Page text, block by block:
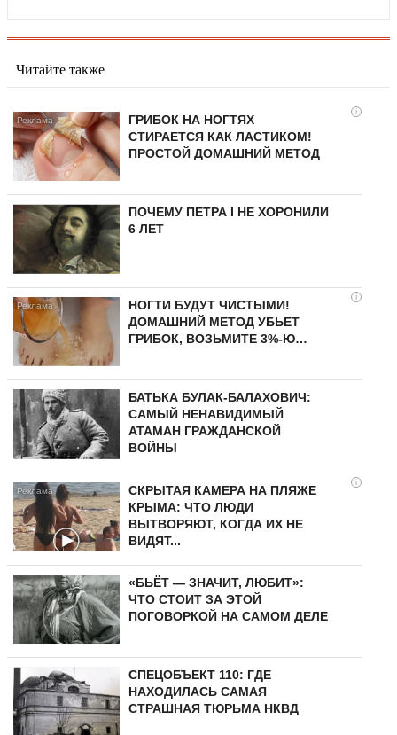
Читайте также
i
ГРИБОК НА НОГТЯХ
СТИРАЕТСЯ КАК ЛАСТИКОМ!
ПРОСТОЙ ДОМАШНИЙ МЕТОД
ПОЧЕМУ ПЕТРА I НЕ ХОРОНИЛИ
6 ЛЕТ
i
НОГТИ БУДУТ ЧИСТЫМИ!
ДОМАШНИЙ МЕТОД УБЬЕТ
ГРИБОК, ВОЗЬМИТЕ 3%-Ю…
БАТЬКА БУЛАК-БАЛАХОВИЧ:
САМЫЙ НЕНАВИДИМЫЙ
АТАМАН ГРАЖДАНСКОЙ
ВОЙНЫ
i
СКРЫТАЯ КАМЕРА НА ПЛЯЖЕ
КРЫМА: ЧТО ЛЮДИ
ВЫТВОРЯЮТ, КОГДА ИХ НЕ
ВИДЯТ...
«БЬЁТ — ЗНАЧИТ, ЛЮБИТ»:
ЧТО СТОИТ ЗА ЭТОЙ
ПОГОВОРКОЙ НА САМОМ ДЕЛЕ
СПЕЦОБЪЕКТ 110: ГДЕ
НАХОДИЛАСЬ САМАЯ
СТРАШНАЯ ТЮРЬМА НКВД